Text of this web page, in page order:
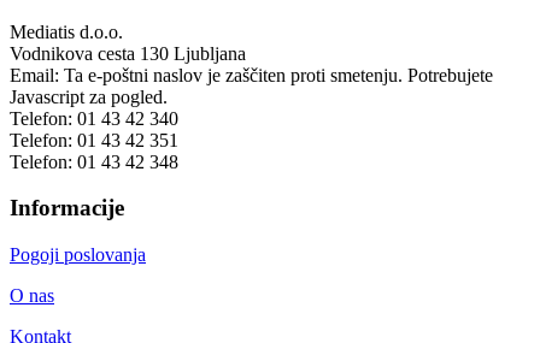
Mediatis d.o.o.
Vodnikova cesta 130 Ljubljana
Email: Ta e-poštni naslov je zaščiten proti smetenju. Potrebujete
Javascript za pogled.
Telefon: 01 43 42 340
Telefon: 01 43 42 351
Telefon: 01 43 42 348
Informacije
Pogoji poslovanja
O nas
Kontakt